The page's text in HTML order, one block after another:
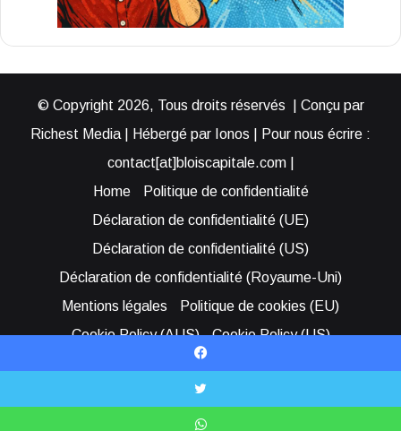
© Copyright 2026, Tous droits réservés | Conçu par
Richest Media | Hébergé par Ionos | Pour nous écrire :
contact[at]bloiscapitale.com |
Home
Politique de confidentialité
Déclaration de confidentialité (UE)
Déclaration de confidentialité (US)
Déclaration de confidentialité (Royaume-Uni)
Mentions légales
Politique de cookies (EU)
Cookie Policy (AUS)
Cookie Policy (US)
Participer à Blois Capitale
Bénéficier d’une assistance
Facebook
X